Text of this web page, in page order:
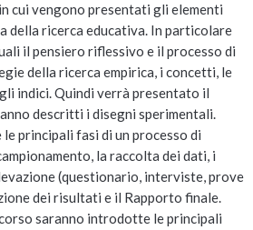
cui vengono presentati gli elementi
della ricerca educativa. In particolare
il pensiero riflessivo e il processo di
della ricerca empirica, i concetti, le
indici. Quindi verrà presentato il
descritti i disegni sperimentali.
principali fasi di un processo di
la raccolta dei dati, i
(questionario, interviste, prove
dei risultati e il Rapporto finale.
saranno introdotte le principali